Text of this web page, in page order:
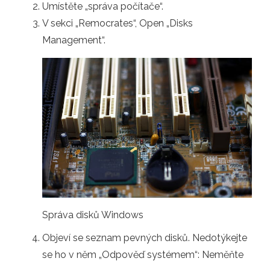
Umístěte „správa počítače“.
V sekci „Remocrates“, Open „Disks
Management“.
Správa disků Windows
Objeví se seznam pevných disků. Nedotýkejte
se ho v něm „Odpověď systémem“: Neměňte